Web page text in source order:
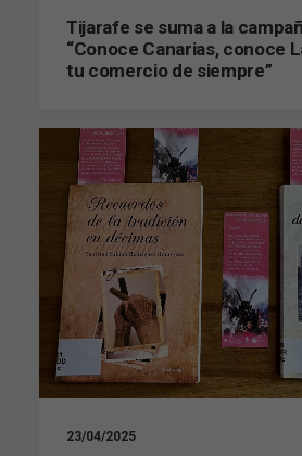
Tijarafe se suma a la
“Conoce Canarias, conoce
tu comercio de siempre”
23/04/2025